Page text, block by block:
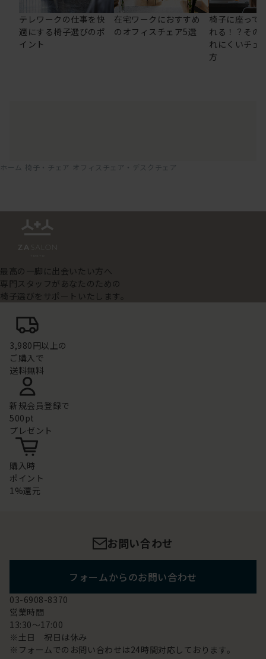
テレワークの仕事を快
適にする椅子選びのポ
イント
在宅ワークにおすすめ
のオフィスチェア5選
椅子に座って
れる！？その
れにくいチェ
方
ホーム 椅子・チェア オフィスチェア・デスクチェア
最高の一脚に出会いたい方へ
専門スタッフがあなたのための
椅子選びをサポートいたします。
3,980円以上の
ご購入で
送料無料
新規会員登録で
500pt
プレゼント
購入時
ポイント
1%還元
お問い合わせ
フォームからのお問い合わせ
03-6908-8370
営業時間
13:30～17:00
※土日 祝日は休み
※フォームでのお問い合わせは24時間対応しております。